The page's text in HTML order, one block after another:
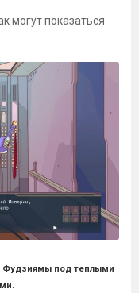
могут показаться
Фудзиямы под теплыми